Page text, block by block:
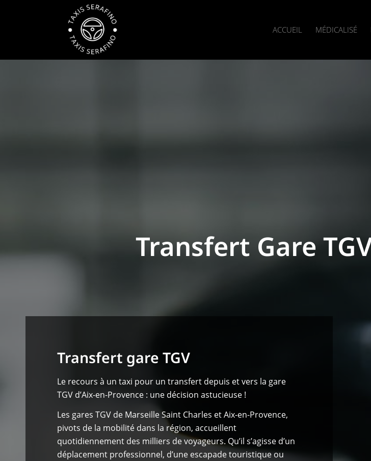
ACCUEIL MÉDICALISÉ
Transfert Gare
Transfert gare TGV
Le recours à un taxi pour un transfert depuis et vers la gare
TGV d’Aix-en-Provence : une décision astucieuse !
Les gares TGV de Marseille Saint Charles et Aix-en-Provence,
pivots de la mobilité dans la région, accueillent
quotidiennement des milliers de voyageurs. Qu’il s’agisse d’un
déplacement professionnel, d’une escapade touristique ou